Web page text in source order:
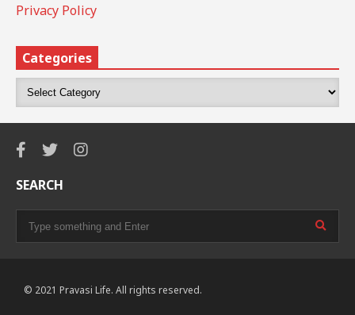
Privacy Policy
Categories
SEARCH
© 2021 Pravasi Life. All rights reserved.